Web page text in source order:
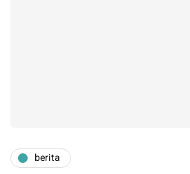
berita